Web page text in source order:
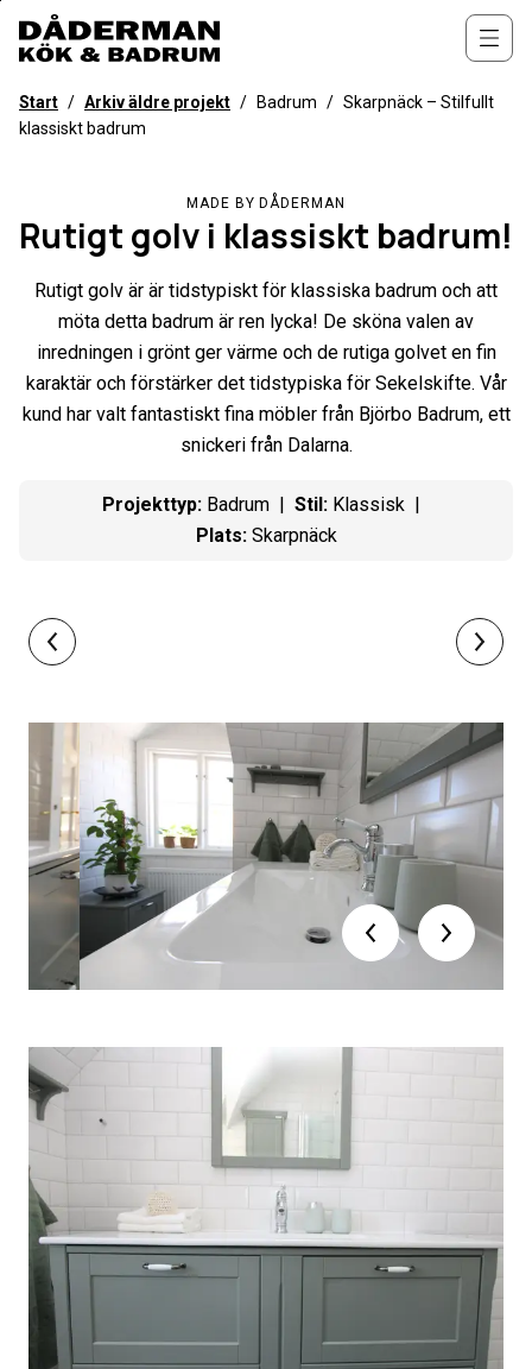
övergripande
för
webbplatsen
Start / Arkiv äldre projekt / Badrum / Skarpnäck – Stilfullt
klassiskt badrum
MADE BY DÅDERMAN
Rutigt golv i klassiskt badrum!
Rutigt golv är är tidstypiskt för klassiska badrum och att
möta detta badrum är ren lycka! De sköna valen av
inredningen i grönt ger värme och de rutiga golvet en fin
karaktär och förstärker det tidstypiska för Sekelskifte. Vår
kund har valt fantastiskt fina möbler från Björbo Badrum, ett
snickeri från Dalarna.
Projekttyp: Badrum Stil : Klassisk
Plats: Skarpnäck